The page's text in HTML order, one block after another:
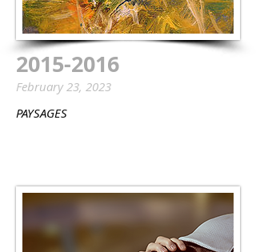
2015-2016
February 23, 2023
PAYSAGES